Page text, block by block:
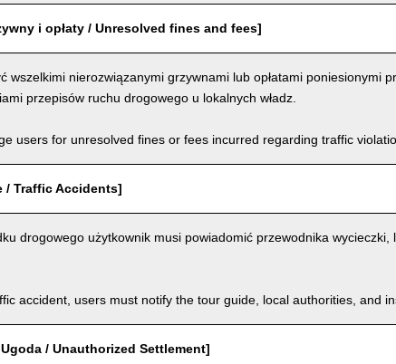
i opłaty / Unresolved fines and fees]
wszelkimi nierozwiązanymi grzywnami lub opłatami poniesionymi
przepisów ruchu drogowego u lokalnych władz.
users for unresolved fines or fees incurred regarding traffic
/ Traffic Accidents]
drogowego użytkownik musi powiadomić przewodnika wycieczki,
accident, users must notify the tour guide, local authorities, and
/ Unauthorized Settlement]